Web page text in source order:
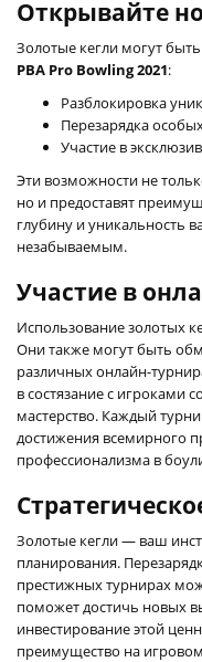
Открывайте
Золотые кегли могут
PBA Pro Bowling 2021:
Разблокировка
Перезарядка
Участие в
Эти возможности не
но и предоставят
глубину и уникальность
незабываемым.
Участие в
Использование золотых
Они также могут быть
различных онлайн-
в состязание с игроками
мастерство. Каждый
достижения всемирного
профессионализма в
Золотые кегли — ваш
планирования.
престижных турнирах
поможет достичь новых
инвестирование этой
преимущество на